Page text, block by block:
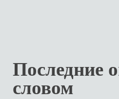
Последние
словом